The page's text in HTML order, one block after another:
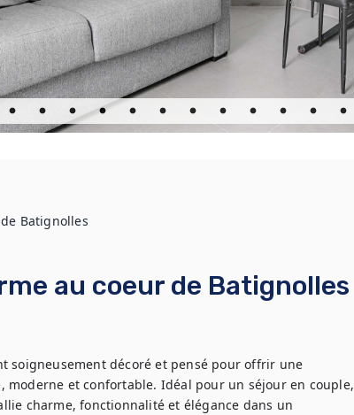
Batignolles
au coeur de Batignolles
soigneusement décoré et pensé pour offrir une
et confortable. Idéal pour un séjour en couple,
charme, fonctionnalité et élégance dans un